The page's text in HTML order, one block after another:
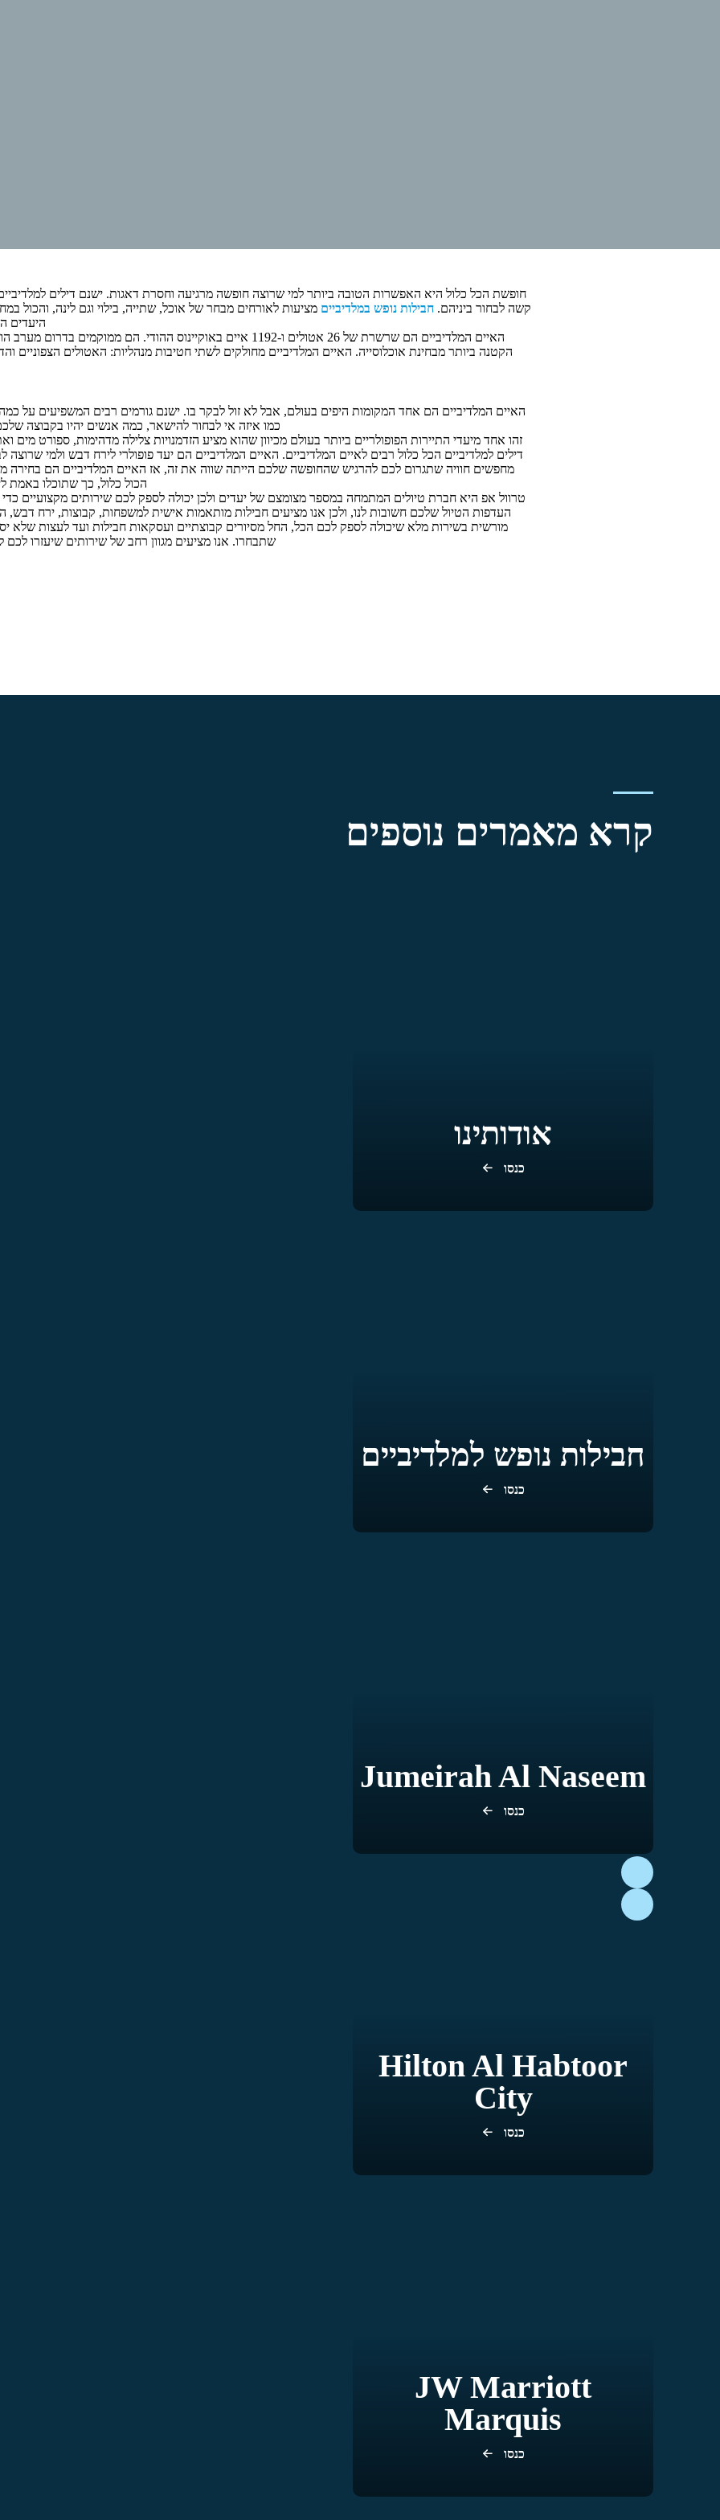
חופשת הכל כלול היא האפשרות הטובה ביותר למי שרוצה חופשה מרגיעה וחסרת דאגות. ישנם דילים למלדיביים
קשה לבחור ביניהם. חבילות נופש במלדיביים מציעות לאורחים מבחר של אוכל, שתייה, בילוי וגם לינה, והכול
היעדים
האיים המלדיביים הם שרשרת של 26 אטולים ו-1192 איים באוקיינוס ההודי. הם
הקטנה ביותר מבחינת אוכלוסייה. האיים המלדיביים מחולקים לשתי חטיבות מנהליות: האטולים הצפוניים
האיים המלדיביים הם אחד המקומות היפים בעולם, אבל לא זול לבקר בו. ישנם גורמים רבים המשפיעים על
כמו איזה אי לבחור להישאר, כמה אנשים יהיו בקבוצה
זהו אחד מיעדי התיירות הפופולריים ביותר בעולם מכיוון שהוא מציע הזדמנויות צלילה מדהימות, ספורט מים
דילים למלדיביים הכל כלול רבים לאיים המלדיביים. האיים המלדיביים הם יעד פופולרי לירח דבש ולמי
מחפשים חוויה שתגרום לכם להרגיש שהחופשה שלכם הייתה שווה את זה, אז האיים המלדיביים הם בחירה
הכול כלול, כך שתוכלו באמת
טרוול אפ היא חברת טיולים המתמחה במספר מצומצם של יעדים ולכן יכולה לספק לכם שירותים מקצועיים כדי
העדפות הטיול שלכם חשובות לנו, ולכן אנו מציעים חבילות מותאמות אישית למשפחות, קבוצות, ירח דבש,
מורשית בשירות מלא שיכולה לספק לכם הכל, החל מסיורים קבוצתיים ועסקאות חבילות ועד לעצות שלא
שתבחרו. אנו מציעים מגוון רחב של שירותים שיעזרו
קרא מאמרים נוספים
אודותינו
כנסו
חבילות נופש למלדיביים
כנסו
Jumeirah Al Naseem
כנסו
Hilton Al Habtoor
City
כנסו
JW Marriott
Marquis
כנסו